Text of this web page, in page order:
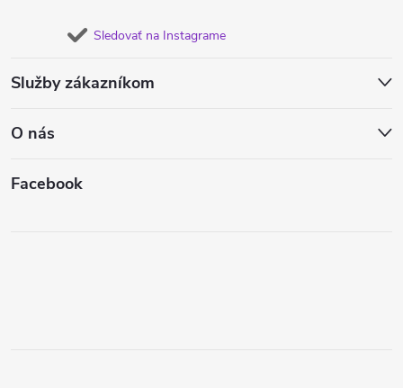
Sledovať na Instagrame
Služby zákazníkom
O nás
Facebook